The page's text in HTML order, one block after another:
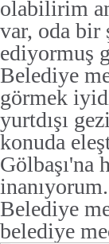
olabilirim
var, oda bir
ediyormuş
Belediye
görmek
yurtdışı
konuda
Gölbaşı'na
Belediye
belediye